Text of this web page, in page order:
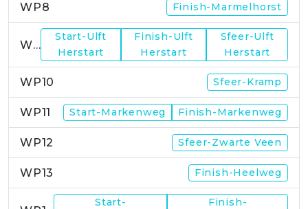
WP8 Finish-Marmelhorst
WP9
Start-Ulft
Herstart
Finish-Ulft
Herstart
Sfeer-Ulft
Herstart
WP10 Sfeer-Kramp
WP11 Start-Markenweg Finish-Markenweg
WP12 Sfeer-Zwarte Veen
WP13 Finish-Heelweg
Start- Finish-